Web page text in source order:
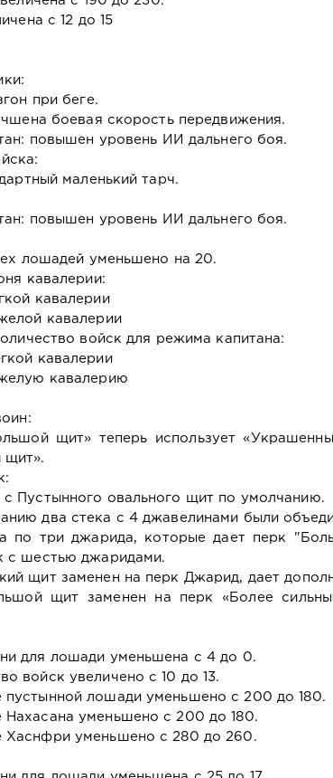
с 12 до 15
при беге.
боевая скорость передвижения.
повышен уровень ИИ дальнего боя.
маленький тарч.
повышен уровень ИИ дальнего боя.
лошадей уменьшено на 20.
кавалерии:
кавалерии
кавалерии
войск для режима капитана:
кавалерии
кавалерию
щит» теперь использует
щит».
с Пустынного овального щит по умолчанию.
два стека с 4 джавелинами были
по три джарида, которые дает перк
с шестью джаридами.
щит заменен на перк Джарид, дает
щит заменен на перк «Более
для лошади уменьшена с 4 до 0.
войск увеличено с 10 до 13.
пустынной лошади уменьшено с 200 до 180.
Нахасана уменьшено с 200 до 180.
Хаснфри уменьшено с 280 до 260.